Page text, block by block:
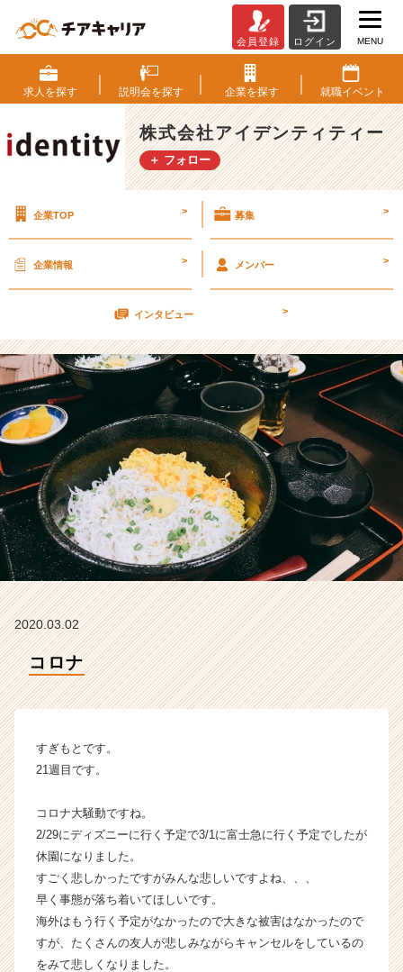
ロ
ナ
【株
式
会
社
ン
テ
ィ
の
タ
イ
ン】
|
ベ
ン
チ
ャ
ー・
ス
就
サ
イ
ト
チ
ア
会員登録 ログイン MENU
求人を探す 説明会を探す 企業を探す 就職イベント
株式会社アイデンティティー
＋ フォロー
企業TOP > 募集 >
企業情報 > メンバー >
インタビュー >
2020.03.02
コロナ
すぎもとです。
21週目です。
コロナ大騒動ですね。
2/29にディズニーに行く予定で3/1に富士急に行く予定でしたが
休園になりました。
すごく悲しかったですがみんな悲しいですよね、、、
早く事態が落ち着いてほしいです。
海外はもう行く予定がなかったので大きな被害はなかったので
すが、たくさんの友人が悲しみながらキャンセルをしているの
をみて悲しくなりました。